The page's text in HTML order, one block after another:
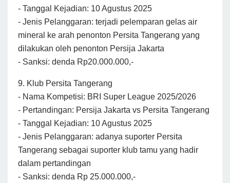
- Tanggal Kejadian: 10 Agustus 2025
- Jenis Pelanggaran: terjadi pelemparan gelas air
mineral ke arah penonton Persita Tangerang yang
dilakukan oleh penonton Persija Jakarta
- Sanksi: denda Rp20.000.000,-
9. Klub Persita Tangerang
- Nama Kompetisi: BRI Super League 2025/2026
- Pertandingan: Persija Jakarta vs Persita Tangerang
- Tanggal Kejadian: 10 Agustus 2025
- Jenis Pelanggaran: adanya suporter Persita
Tangerang sebagai suporter klub tamu yang hadir
dalam pertandingan
- Sanksi: denda Rp 25.000.000,-